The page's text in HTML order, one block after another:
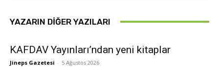
YAZARIN DIĞER YAZILARI
KAFDAV Yayınları’ndan yeni kitaplar
Jineps Gazetesi - 5 Ağustos 2026